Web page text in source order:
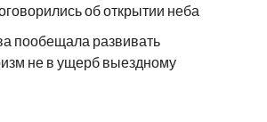
об открытии неба
пообещала развивать
не в ущерб выездному